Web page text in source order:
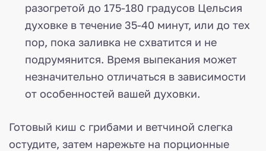
разогретой до 175-180 градусов Цельсия
духовке в течение 35-40 минут, или до тех
пор, пока заливка не схватится и не
подрумянится. Время выпекания может
незначительно отличаться в зависимости
от особенностей вашей духовки.
Готовый киш с грибами и ветчиной слегка
остудите, затем нарежьте на порционные